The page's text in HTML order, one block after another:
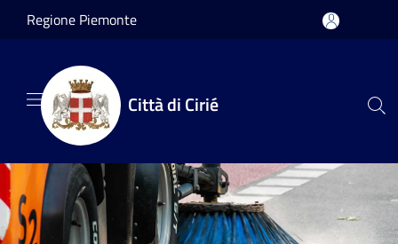
Salta al contenuto principale
Regione Piemonte
Città di Cirié